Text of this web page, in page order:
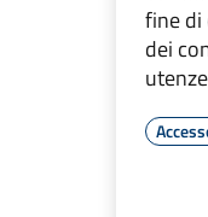
fine di
dei